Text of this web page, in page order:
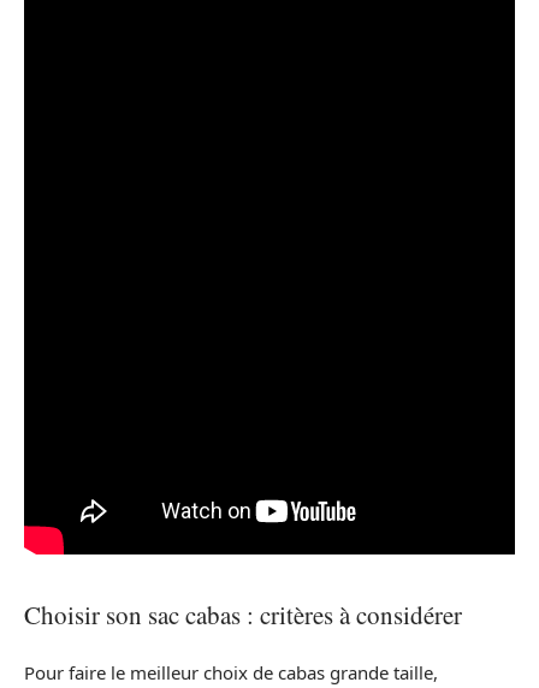
Choisir son sac cabas : critères à considérer
Pour faire le meilleur choix de cabas grande taille,